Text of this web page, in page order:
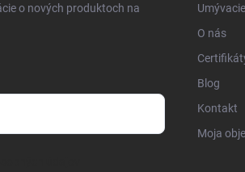
o nových produktoch na
O nás
Blog
Kontakt
Moja